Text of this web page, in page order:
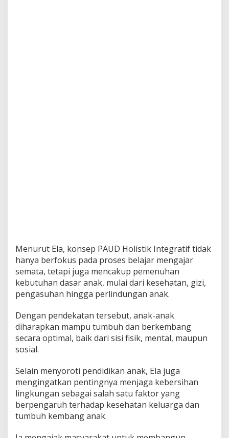
Menurut Ela, konsep PAUD Holistik Integratif tidak
hanya berfokus pada proses belajar mengajar
semata, tetapi juga mencakup pemenuhan
kebutuhan dasar anak, mulai dari kesehatan, gizi,
pengasuhan hingga perlindungan anak.
Dengan pendekatan tersebut, anak-anak
diharapkan mampu tumbuh dan berkembang
secara optimal, baik dari sisi fisik, mental, maupun
sosial.
Selain menyoroti pendidikan anak, Ela juga
mengingatkan pentingnya menjaga kebersihan
lingkungan sebagai salah satu faktor yang
berpengaruh terhadap kesehatan keluarga dan
tumbuh kembang anak.